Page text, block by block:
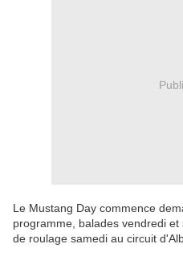
Le Mustang Day commence
programme, balades vendredi
de roulage samedi au circuit